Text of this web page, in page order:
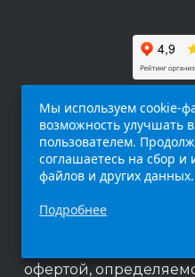
интернет-сайт (
исключительно
ни при каких
офертой,
Мы используем cookie-
возможность улучшать
пользователем.
соглашаетесь на сбор и
файлов и других данных.
Подробнее